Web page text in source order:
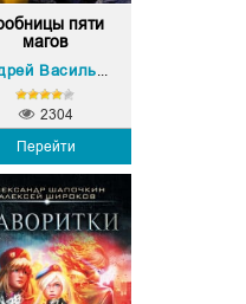
пяти
магов
Перейти
2304